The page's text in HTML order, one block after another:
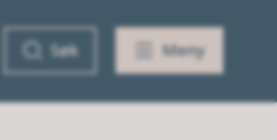
Søk Meny